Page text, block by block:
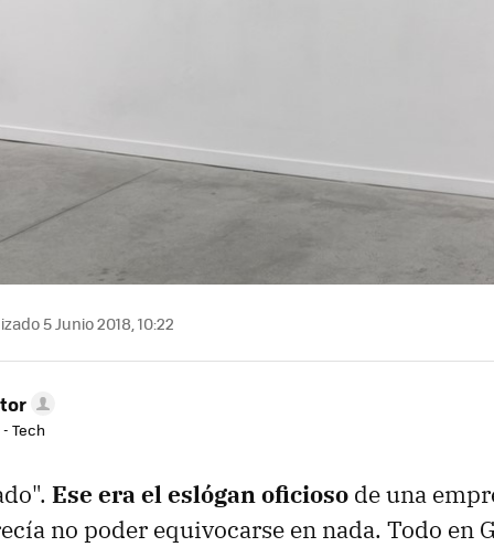
5 Junio 2018, 10:22
Tech
Ese era el eslógan oficioso de una
no poder equivocarse en nada. Todo en